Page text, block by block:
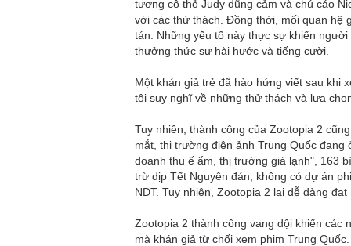
tượng cô thỏ Judy dũng cảm và chú cáo
với các thử thách. Đồng thời, mối quan hệ
tán. Những yếu tố này thực sự khiến
thưởng thức sự hài hước và tiếng cười.
Một khán giả trẻ đã hào hứng viết sau khi
tôi suy nghĩ về những thử thách và lựa
Tuy nhiên, thành công của Zootopia 2
mắt, thị trường điện ảnh Trung Quốc
doanh thu ế ẩm, thị trường giá lạnh", 163
trừ dịp Tết Nguyên đán, không có dự án
NDT. Tuy nhiên, Zootopia 2 lại dễ dàng
Zootopia 2 thành công vang dội khiến các
mà khán giả từ chối xem phim Trung